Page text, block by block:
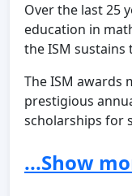
Over the last 25
education in
the ISM
The ISM awards
prestigious
scholarships for
program run in
2017-2018
...Show